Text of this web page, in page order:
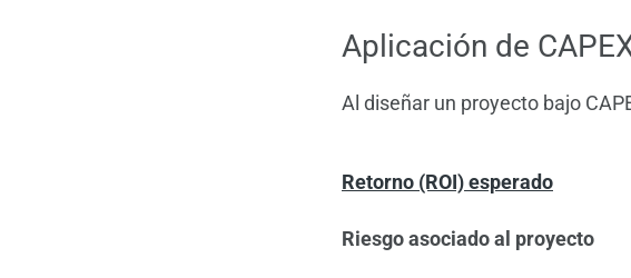
Aplicación de
Al diseñar un proyecto bajo
Retorno (ROI) esperado
Riesgo asociado al proyecto